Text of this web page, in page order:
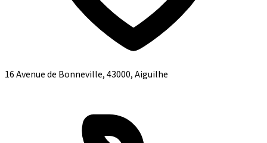
16 Avenue de Bonneville, 43000, Aiguilhe